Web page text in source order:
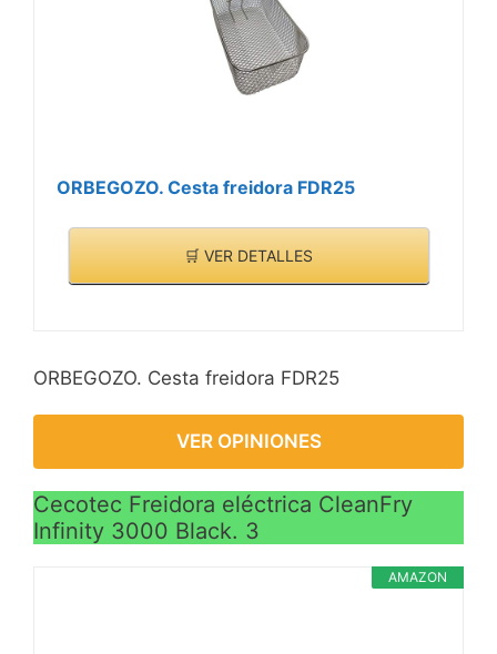
ORBEGOZO. Cesta freidora FDR25
🛒 VER DETALLES
ORBEGOZO. Cesta freidora FDR25
VER OPINIONES
Cecotec Freidora eléctrica CleanFry
Infinity 3000 Black. 3
AMAZON